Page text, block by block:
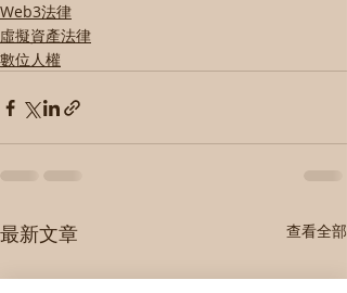
Web3法律
虛擬資產法律
數位人權
最新文章 查看全部